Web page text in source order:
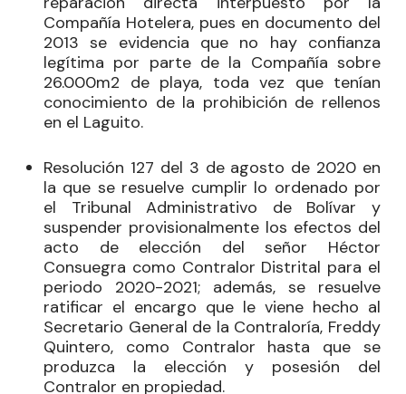
Compañía Hotelera, pues en documento del
2013 se evidencia que no hay confianza
legítima por parte de la Compañía sobre
26.000m2 de playa, toda vez que tenían
conocimiento de la prohibición de rellenos
en el Laguito.
Resolución 127 del 3 de agosto de 2020 en
la que se resuelve cumplir lo ordenado por
el Tribunal Administrativo de Bolívar y
suspender provisionalmente los efectos del
acto de elección del señor Héctor
Consuegra como Contralor Distrital para el
periodo 2020-2021; además, se resuelve
ratificar el encargo que le viene hecho al
Secretario General de la Contraloría, Freddy
Quintero, como Contralor hasta que se
produzca la elección y posesión del
Contralor en propiedad.